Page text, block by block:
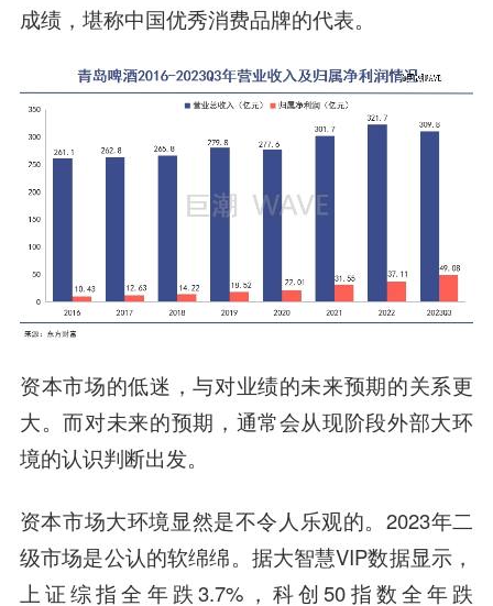
成绩，堪称中国优秀消费品牌的代表。
资本市场的低迷，与对业绩的未来预期的关系更
大。而对未来的预期，通常会从现阶段外部大环
境的认识判断出发。
资本市场大环境显然是不令人乐观的。2023年二
级市场是公认的软绵绵。据大智慧VIP数据显示，
上证综指全年跌3.7%，科创50指数全年跌